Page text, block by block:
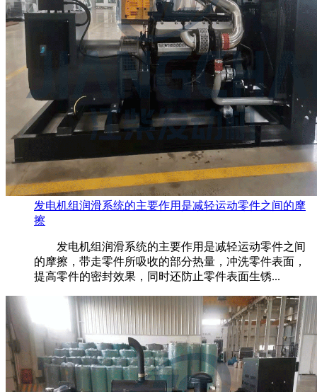
发电机组润滑系统的主要作用是减轻运动零件之间的摩
擦
发电机组润滑系统的主要作用是减轻运动零件之间
的摩擦，带走零件所吸收的部分热量，冲洗零件表面，
提高零件的密封效果，同时还防止零件表面生锈...